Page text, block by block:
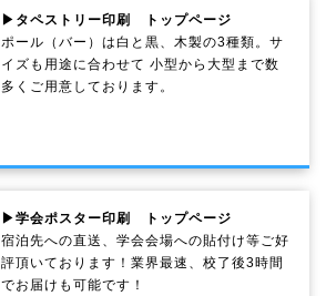
▶タペストリー印刷 トップページ
ポール（バー）は白と黒、木製の3種類。サ
イズも用途に合わせて 小型から大型まで数
多くご用意しております。
▶学会ポスター印刷 トップページ
宿泊先への直送、学会会場への貼付け等ご好
評頂いております！業界最速、校了後3時間
でお届けも可能です！